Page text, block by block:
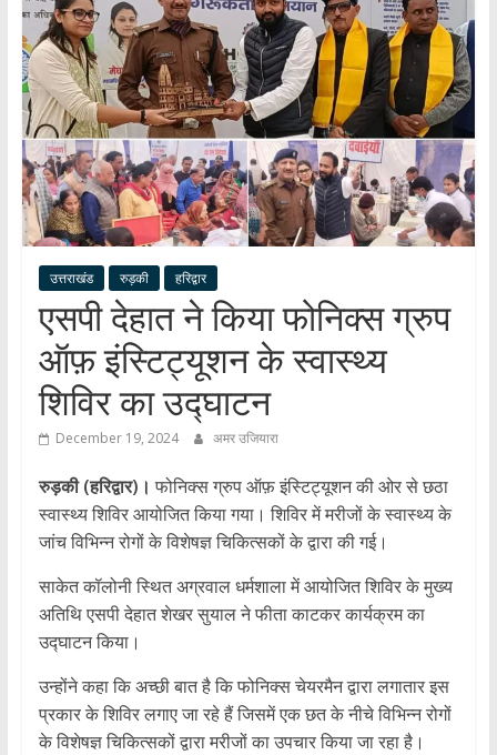
हर
खबर
।
सच्ची
खबर
।
सबकी
खबर
उत्तराखंड रुड़की हरिद्वार
एसपी देहात ने किया फोनिक्स ग्रुप
ऑफ़ इंस्टिट्यूशन के स्वास्थ्य
शिविर का उद्घाटन
December 19, 2024 अमर उजियारा
रुड़की (हरिद्वार)। फोनिक्स ग्रुप ऑफ़ इंस्टिट्यूशन की ओर से छठा
स्वास्थ्य शिविर आयोजित किया गया। शिविर में मरीजों के स्वास्थ्य के
जांच विभिन्न रोगों के विशेषज्ञ चिकित्सकों के द्वारा की गई।
साकेत कॉलोनी स्थित अग्रवाल धर्मशाला में आयोजित शिविर के मुख्य
अतिथि एसपी देहात शेखर सुयाल ने फीता काटकर कार्यक्रम का
उद्घाटन किया।
उन्होंने कहा कि अच्छी बात है कि फोनिक्स चेयरमैन द्वारा लगातार इस
प्रकार के शिविर लगाए जा रहे हैं जिसमें एक छत के नीचे विभिन्न रोगों
के विशेषज्ञ चिकित्सकों द्वारा मरीजों का उपचार किया जा रहा है।